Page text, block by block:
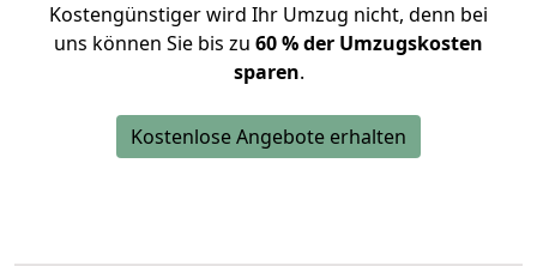
Kostengünstiger wird Ihr Umzug nicht, denn bei
uns können Sie bis zu 60 % der Umzugskosten
sparen.
Kostenlose Angebote erhalten